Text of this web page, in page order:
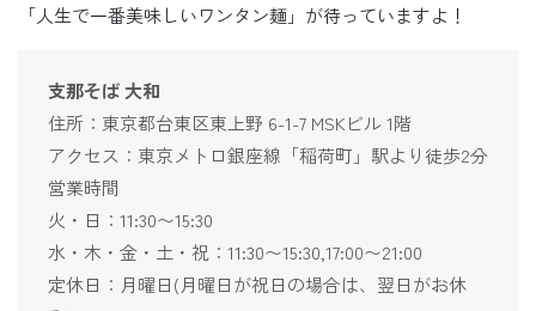
「人生で一番美味しいワンタン麺」が待っていますよ！
支那そば 大和
住所：東京都台東区東上野 6-1-7 MSKビル 1階
アクセス：東京メトロ銀座線「稲荷町」駅より徒歩2分
営業時間
火・日：11:30〜15:30
水・木・金・土・祝：11:30〜15:30,17:00〜21:00
定休日：月曜日(月曜日が祝日の場合は、翌日がお休